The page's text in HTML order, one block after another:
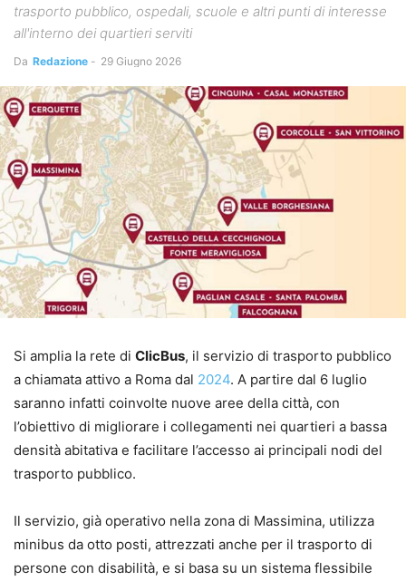
trasporto pubblico, ospedali, scuole e altri punti di interesse
all'interno dei quartieri serviti
Da Redazione - 29 Giugno 2026
Si amplia la rete di ClicBus, il servizio di trasporto pubblico
a chiamata attivo a Roma dal 2024. A partire dal 6 luglio
saranno infatti coinvolte nuove aree della città, con
l’obiettivo di migliorare i collegamenti nei quartieri a bassa
densità abitativa e facilitare l’accesso ai principali nodi del
trasporto pubblico.
Il servizio, già operativo nella zona di Massimina, utilizza
minibus da otto posti, attrezzati anche per il trasporto di
persone con disabilità, e si basa su un sistema flessibile